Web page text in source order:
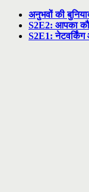
अनुभवों की
S2E2: आपका
S2E1: